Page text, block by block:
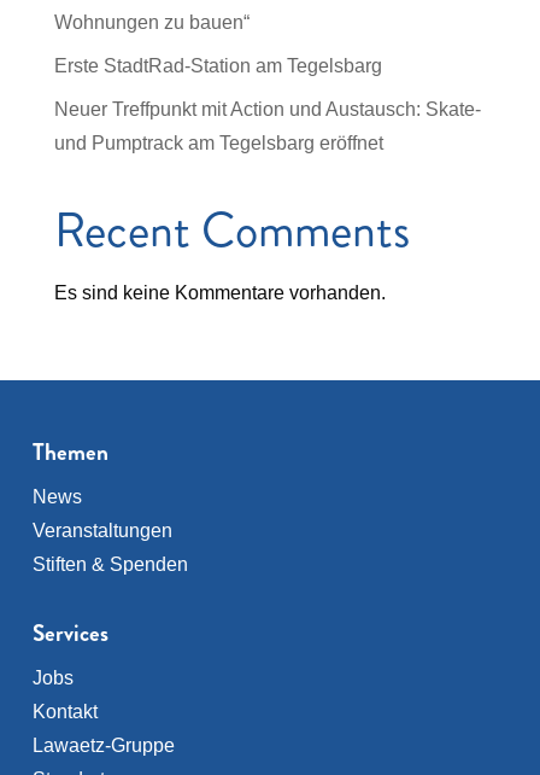
Wohnungen zu bauen“
Erste StadtRad-Station am Tegelsbarg
Neuer Treffpunkt mit Action und Austausch: Skate-
und Pumptrack am Tegelsbarg eröffnet
Recent Comments
Es sind keine Kommentare vorhanden.
Themen
News
Veranstaltungen
Stiften & Spenden
Services
Jobs
Kontakt
Lawaetz-Gruppe